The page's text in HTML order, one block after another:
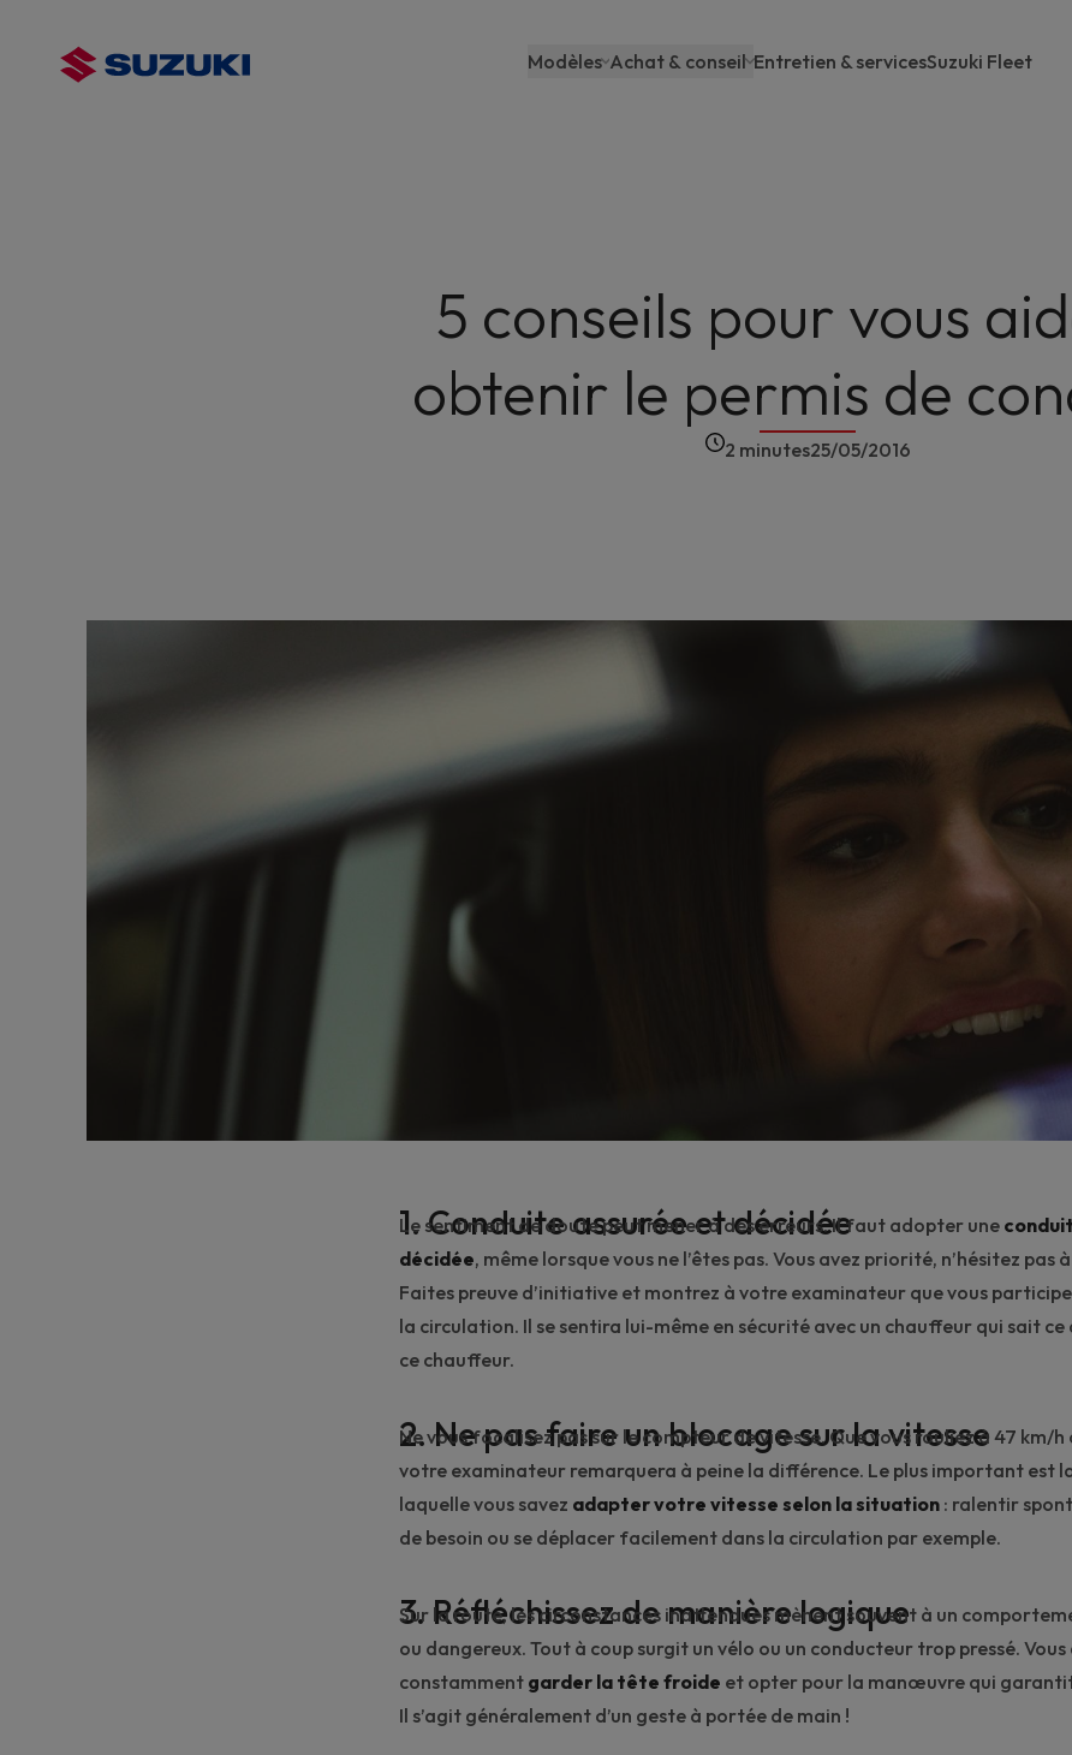
principal
Main
Modèles Achat & conseil Entretien & servicesSuzuki Fleet
5 conseils pour vous
obtenir le permis de
2 minutes25/05/2016
1. Conduite assurée et décidée
Le sentiment de doute peut mener à des erreurs. Il faut adopter une
décidée, même lorsque vous ne l’êtes pas. Vous avez priorité, n’hésitez pas
Faites preuve d’initiative et montrez à votre examinateur que vous
la circulation. Il se sentira lui-même en sécurité avec un chauffeur qui sait ce
ce chauffeur.
2. Ne pas faire un blocage sur la vitesse
Ne vous focalisez pas sur le compteur de vitesse. Que vous rouliez à 47 km/h
votre examinateur remarquera à peine la différence. Le plus important est
laquelle vous savez adapter votre vitesse selon la situation : ralentir
de besoin ou se déplacer facilement dans la circulation par exemple.
3. Réfléchissez de manière logique
Sur la route, les circonstances inattendues mènent souvent à un
ou dangereux. Tout à coup surgit un vélo ou un conducteur trop pressé. Vous
constamment garder la tête froide et opter pour la manœuvre qui garantit
Il s’agit généralement d’un geste à portée de main !